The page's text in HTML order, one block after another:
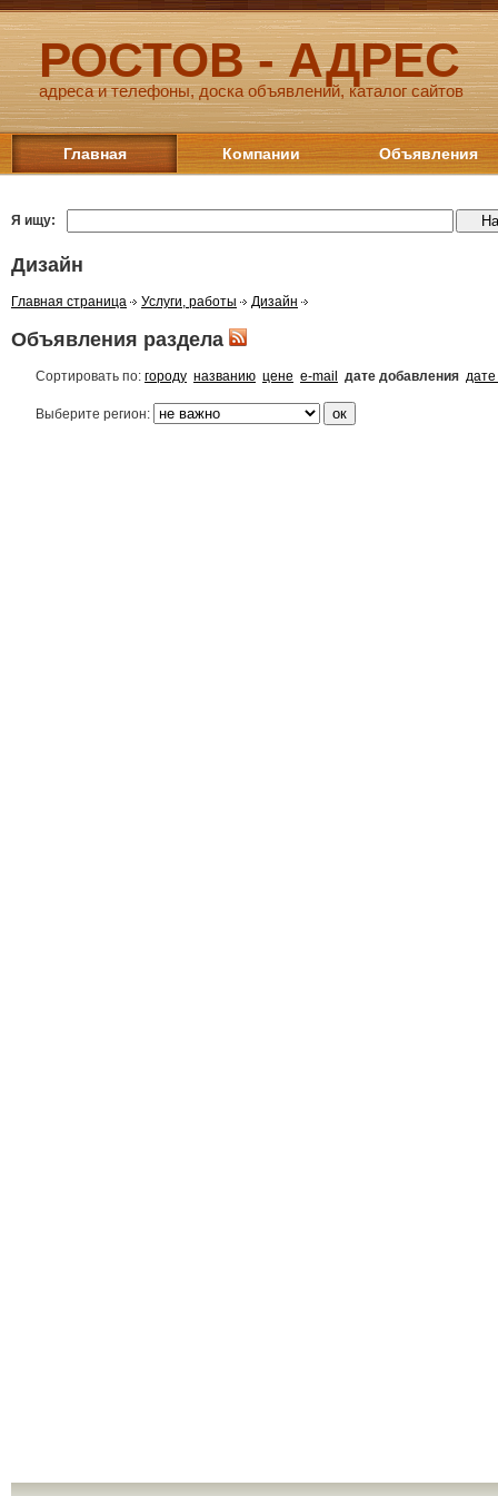
РОСТОВ - АДРЕС
адреса и телефоны, доска объявлений, каталог сайтов
Главная Компании Объявления
Я ищу:
Дизайн
Главная страница Услуги, работы Дизайн
Объявления раздела
Сортировать по: городу названию цене e-mail дате добавления
Выберите регион: